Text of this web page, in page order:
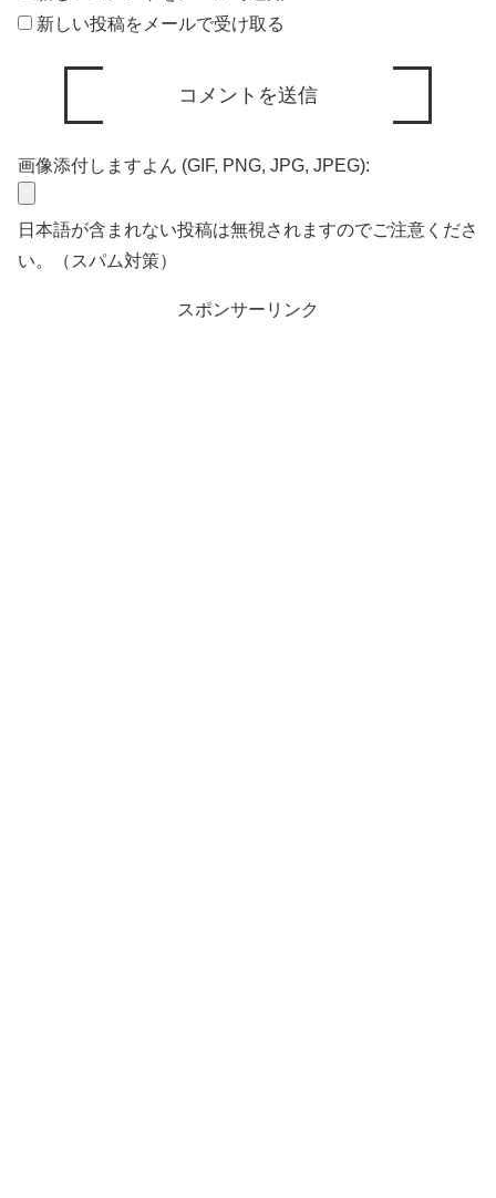
新しい投稿をメールで受け取る
画像添付しますよん (GIF, PNG, JPG, JPEG):
日本語が含まれない投稿は無視されますのでご注意くださ
い。（スパム対策）
スポンサーリンク